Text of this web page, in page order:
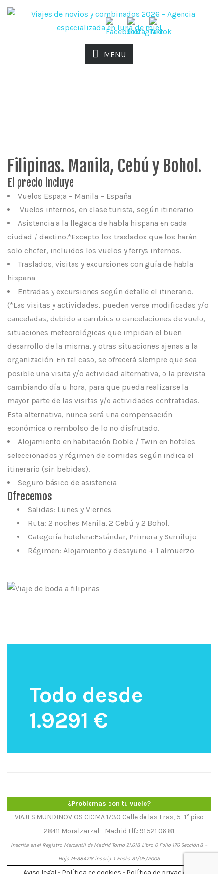
MENU
Filipinas. Manila, Cebú y Bohol.
El precio incluye
Vuelos Espa;a – Manila – España
Vuelos internos, en clase turista, según itinerario
Asistencia a la llegada de habla hispana en cada
ciudad / destino.*Excepto los traslados que los harán
solo chofer, incluidos los vuelos y ferrys internos.
Traslados, visitas y excursiones con guía de habla
hispana.
Entradas y excursiones según detalle el itinerario.
(*Las visitas y actividades, pueden verse modificadas y/o
canceladas, debido a cambios o cancelaciones de vuelo,
situaciones meteorológicas que impidan el buen
desarrollo de la misma, y otras situaciones ajenas a la
organización. En tal caso, se ofrecerá siempre que sea
posible una visita y/o actividad alternativa, o la prevista
cambiando día u hora, para que pueda realizarse la
mayor parte de las visitas y/o actividades contratadas.
Esta alternativa, nunca será una compensación
económica o rembolso de lo no disfrutado.
Alojamiento en habitación Doble / Twin en hoteles
seleccionados y régimen de comidas según indica el
itinerario (sin bebidas).
Seguro básico de asistencia
Ofrecemos
Salidas: Lunes y Viernes
Ruta: 2 noches Manila, 2 Cebú y 2 Bohol.
Categoría hotelera:Estándar, Primera y Semilujo
Régimen: Alojamiento y desayuno + 1 almuerzo
Todo desde
1.9291 €
¿Problemas con tu vuelo?
VIAJES MUNDINOVIOS CICMA 1730 Calle de las Eras, 5 -1° piso
28411 Moralzarzal - Madrid Tlf.: 91 521 06 81
Inscrita en el Registro Mercantil de Madrid Tomo 21,618 Libro 0 Folio 176 Sección 8 –
Hoja M-384716 inscrip. 1 Fecha 31/08/2005
Aviso legal - Política de cookies - Política de privacidad